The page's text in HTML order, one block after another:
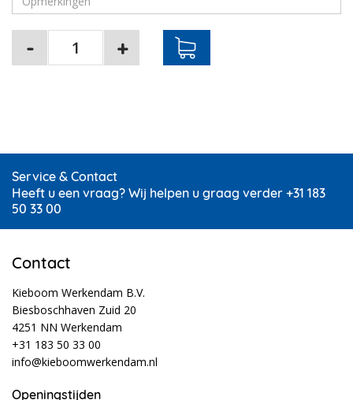
Service & Contact
Heeft u een vraag? Wij helpen u graag verder +31 183
50 33 00
Contact
Kieboom Werkendam B.V.
Biesboschhaven Zuid 20
4251 NN Werkendam
+31 183 50 33 00
info@kieboomwerkendam.nl
Openingstijden